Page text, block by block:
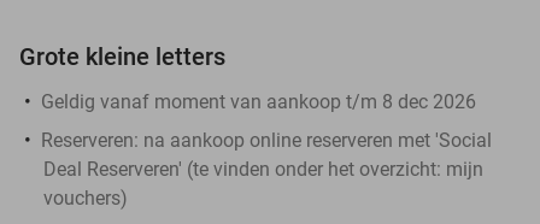
Grote kleine letters
Geldig vanaf moment van aankoop t/m 8 dec 2026
Reserveren: na aankoop online reserveren met 'Social
Deal Reserveren' (te vinden onder het overzicht: mijn
vouchers)